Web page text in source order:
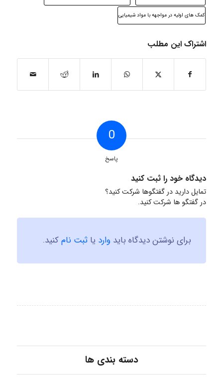
کمک های اولیه در مواجهه با مواد شیمیایی
اشتراک این مطلب
0
پاسخ
دیدگاه خود را ثبت کنید
تمایل دارید در گفتگوها شرکت کنید؟
در گفتگو ها شرکت کنید.
برای نوشتن دیدگاه باید وارد یا ثبت نامکنید.
دسته بندی ها